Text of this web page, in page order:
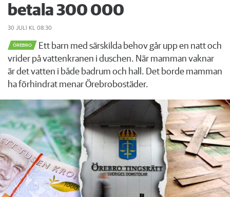
betala 300 000
30 JULI KL 08:30
ÖREBRO
Ett barn med särskilda behov går upp en natt och
vrider på vattenkranen i duschen. När mamman vaknar
är det vatten i både badrum och hall. Det borde mamman
ha förhindrat menar Örebrobostäder.